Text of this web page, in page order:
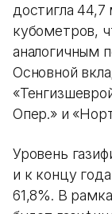
достигла
кубометров,
аналогичным
Основной
Опер.» и
Уровень
и к концу
61,8%. В